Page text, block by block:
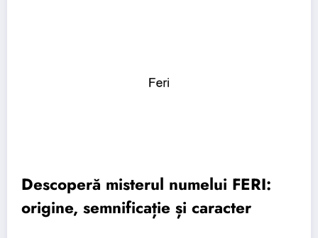
Descoperă misterul numelui FERI:
origine, semnificație și caracter